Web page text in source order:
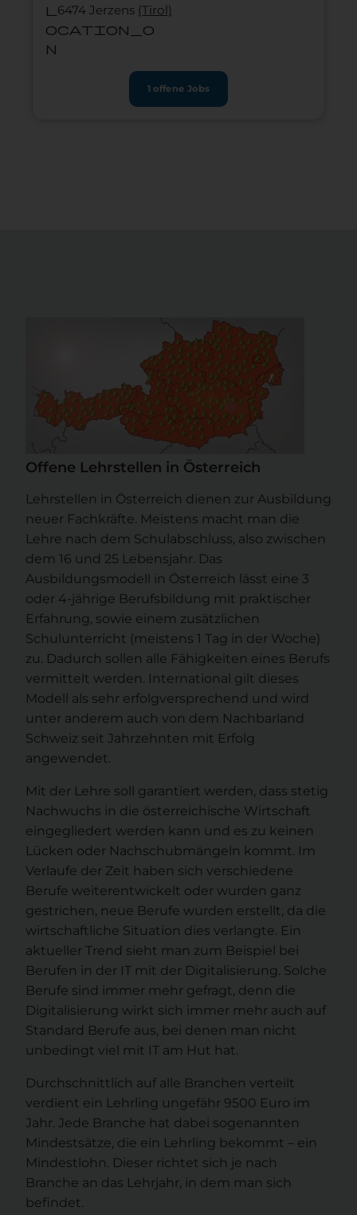
l
ocation_o
n
6474 Jerzens (Tirol)
1 offene Jobs
Offene Lehrstellen in Österreich
Lehrstellen in Österreich dienen zur Ausbildung
neuer Fachkräfte. Meistens macht man die
Lehre nach dem Schulabschluss, also zwischen
dem 16 und 25 Lebensjahr. Das
Ausbildungsmodell in Österreich lässt eine 3
oder 4-jährige Berufsbildung mit praktischer
Erfahrung, sowie einem zusätzlichen
Schulunterricht (meistens 1 Tag in der Woche)
zu. Dadurch sollen alle Fähigkeiten eines Berufs
vermittelt werden. International gilt dieses
Modell als sehr erfolgversprechend und wird
unter anderem auch von dem Nachbarland
Schweiz seit Jahrzehnten mit Erfolg
angewendet.
Mit der Lehre soll garantiert werden, dass stetig
Nachwuchs in die österreichische Wirtschaft
eingegliedert werden kann und es zu keinen
Lücken oder Nachschubmängeln kommt. Im
Verlaufe der Zeit haben sich verschiedene
Berufe weiterentwickelt oder wurden ganz
gestrichen, neue Berufe wurden erstellt, da die
wirtschaftliche Situation dies verlangte. Ein
aktueller Trend sieht man zum Beispiel bei
Berufen in der IT mit der Digitalisierung. Solche
Berufe sind immer mehr gefragt, denn die
Digitalisierung wirkt sich immer mehr auch auf
Standard Berufe aus, bei denen man nicht
unbedingt viel mit IT am Hut hat.
Durchschnittlich auf alle Branchen verteilt
verdient ein Lehrling ungefähr 9500 Euro im
Jahr. Jede Branche hat dabei sogenannten
Mindestsätze, die ein Lehrling bekommt – ein
Mindestlohn. Dieser richtet sich je nach
Branche an das Lehrjahr, in dem man sich
befindet.